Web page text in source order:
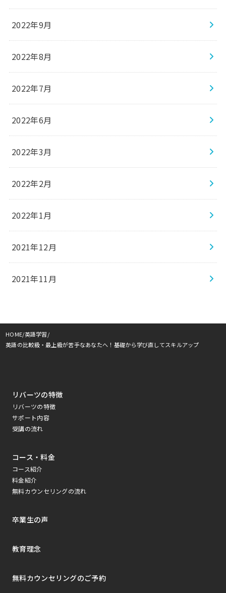
2022年9月
2022年8月
2022年7月
2022年6月
2022年3月
2022年2月
2022年1月
2021年12月
2021年11月
HOME 英語学習
英語の比較級・最上級が苦手なあなたへ！基礎から学び直してスキルアップ
リバーツの特徴
リバーツの特徴
サポート内容
受講の流れ
コース・料金
コース紹介
料金紹介
無料カウンセリングの流れ
卒業生の声
教育理念
無料カウンセリングのご予約